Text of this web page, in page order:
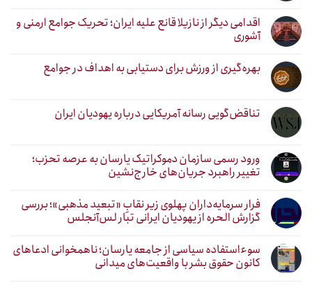
اقدامی دیگر از نازیلا قانع علیه ایران؛ تحریک جوامع ارمنی و
آشوری
بهره‌گیری از ورزش برای دستیابی به اهداف در جوامع
تناقض‌گویی رسانه آمریکایی درباره یهودیان ایران
ورود رسمی سازمان دموکراتیک یارسان به عرصه تحزب؛
تغییر راهبرد جریان‌های خارج‌نشین
فرار سرمایه‌داران پهلوی زیر نقابِ «تبعید مذهبی»؛ بررسی
گزارش الحره از یهودیان ایرانی تبار لس‌آنجلس
سوءاستفاده سیاسی از جامعه یارسان؛ ناهمخوانی ادعاهای
کانون حقوق بشر با واقعیت‌های میدانی